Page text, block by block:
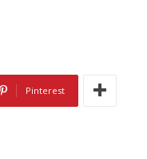
Pinterest